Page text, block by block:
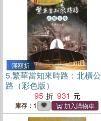
滿額折
5.繁華當知來時路：北橫公
路（彩色版）
95
931
庫存：1